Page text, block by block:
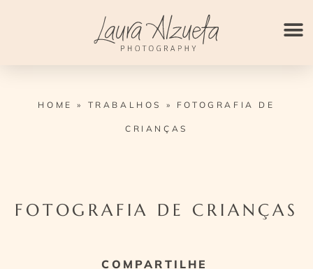
HOME » TRABALHOS » FOTOGRAFIA DE
CRIANÇAS
FOTOGRAFIA DE CRIANÇAS